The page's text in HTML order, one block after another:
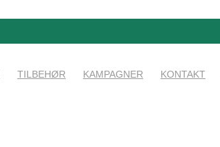
TILBEHØR KAMPAGNER KONTAKT